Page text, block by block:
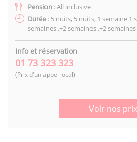
Pension : All inclusive
Durée : 5 nuits, 5 nuits, 1 semaine 1
semaines ,+2 semaines ,+2 semaines
Info et réservation
01 73 323 323
(Prix d'un appel local)
Voir nos prix